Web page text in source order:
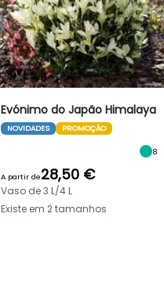
Evónimo do Japão Himalaya
NOVIDADES PROMOÇÃO
8
A partir de28,50 €
Vaso de 3 L/4 L
Existe em 2 tamanhos